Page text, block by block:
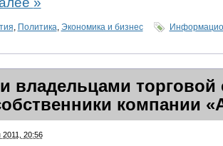
, Политика, Экономика и бизнес
владельцами торговой
компании
20:56